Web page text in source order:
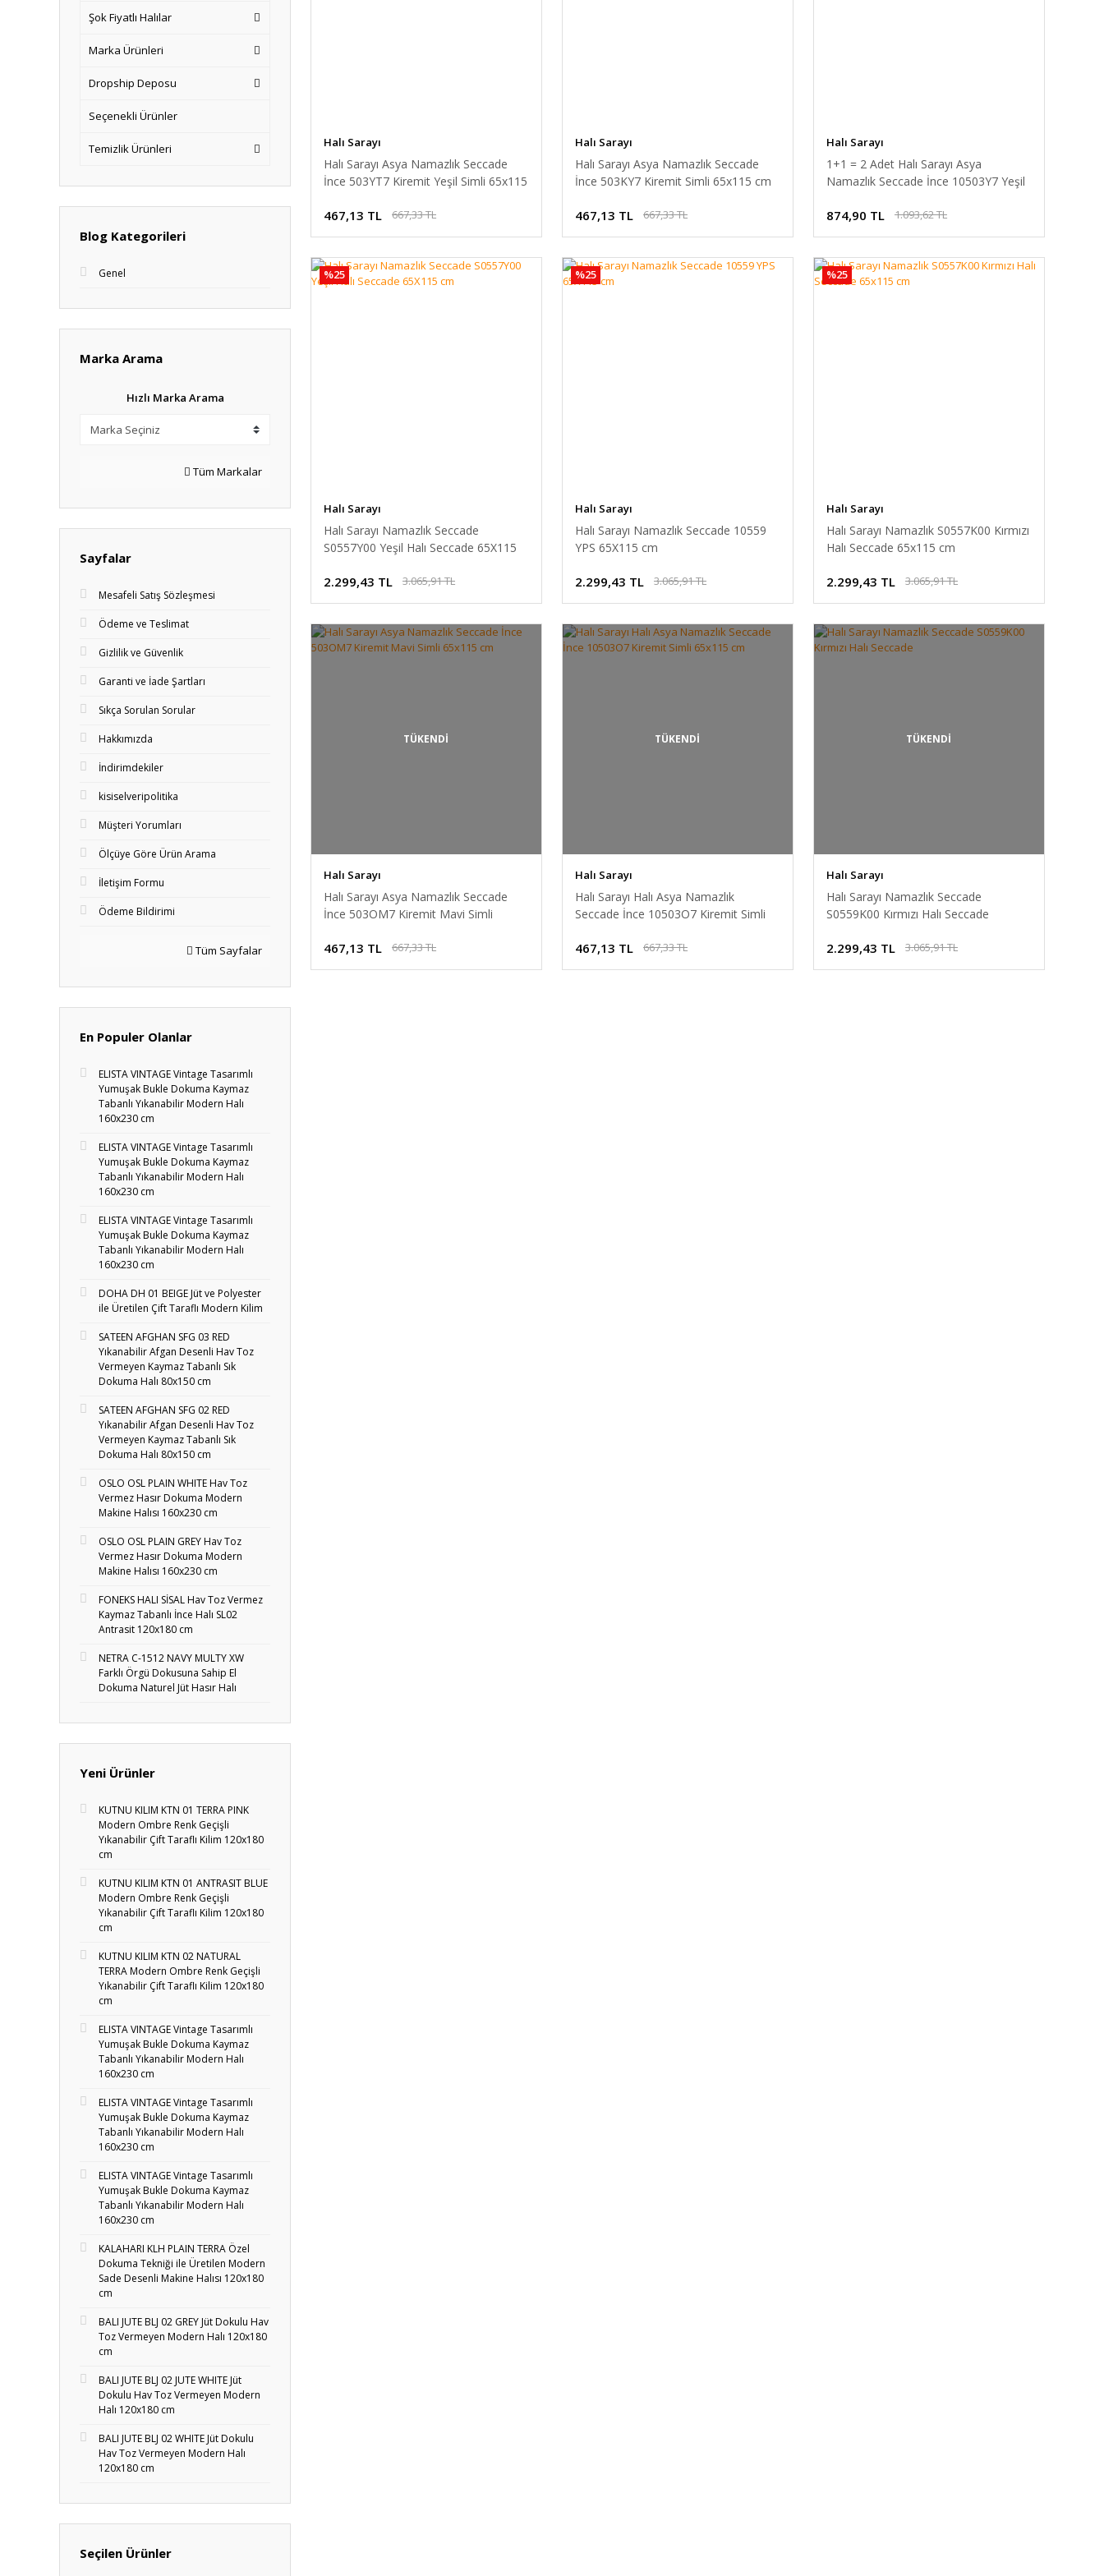
Şok Fiyatlı Halılar
Marka Ürünleri
Dropship Deposu
Seçenekli Ürünler
Temizlik Ürünleri
Blog Kategorileri
Genel
Marka Arama
Hızlı Marka Arama
Tüm Markalar
Sayfalar
Mesafeli Satış Sözleşmesi
Ödeme ve Teslimat
Gizlilik ve Güvenlik
Garanti ve İade Şartları
Sıkça Sorulan Sorular
Hakkımızda
İndirimdekiler
kisiselveripolitika
Müşteri Yorumları
Ölçüye Göre Ürün Arama
İletişim Formu
Ödeme Bildirimi
Tüm Sayfalar
En Populer Olanlar
ELISTA VINTAGE Vintage Tasarımlı
Yumuşak Bukle Dokuma Kaymaz
Tabanlı Yıkanabilir Modern Halı
160x230 cm
ELISTA VINTAGE Vintage Tasarımlı
Yumuşak Bukle Dokuma Kaymaz
Tabanlı Yıkanabilir Modern Halı
160x230 cm
ELISTA VINTAGE Vintage Tasarımlı
Yumuşak Bukle Dokuma Kaymaz
Tabanlı Yıkanabilir Modern Halı
160x230 cm
DOHA DH 01 BEIGE Jüt ve Polyester
ile Üretilen Çift Taraflı Modern Kilim
SATEEN AFGHAN SFG 03 RED
Yıkanabilir Afgan Desenli Hav Toz
Vermeyen Kaymaz Tabanlı Sık
Dokuma Halı 80x150 cm
SATEEN AFGHAN SFG 02 RED
Yıkanabilir Afgan Desenli Hav Toz
Vermeyen Kaymaz Tabanlı Sık
Dokuma Halı 80x150 cm
OSLO OSL PLAIN WHITE Hav Toz
Vermez Hasır Dokuma Modern
Makine Halısı 160x230 cm
OSLO OSL PLAIN GREY Hav Toz
Vermez Hasır Dokuma Modern
Makine Halısı 160x230 cm
FONEKS HALI SİSAL Hav Toz Vermez
Kaymaz Tabanlı İnce Halı SL02
Antrasit 120x180 cm
NETRA C-1512 NAVY MULTY XW
Farklı Örgü Dokusuna Sahip El
Dokuma Naturel Jüt Hasır Halı
Yeni Ürünler
KUTNU KILIM KTN 01 TERRA PINK
Modern Ombre Renk Geçişli
Yıkanabilir Çift Taraflı Kilim 120x180
cm
KUTNU KILIM KTN 01 ANTRASIT BLUE
Modern Ombre Renk Geçişli
Yıkanabilir Çift Taraflı Kilim 120x180
cm
KUTNU KILIM KTN 02 NATURAL
TERRA Modern Ombre Renk Geçişli
Yıkanabilir Çift Taraflı Kilim 120x180
cm
ELISTA VINTAGE Vintage Tasarımlı
Yumuşak Bukle Dokuma Kaymaz
Tabanlı Yıkanabilir Modern Halı
160x230 cm
ELISTA VINTAGE Vintage Tasarımlı
Yumuşak Bukle Dokuma Kaymaz
Tabanlı Yıkanabilir Modern Halı
160x230 cm
ELISTA VINTAGE Vintage Tasarımlı
Yumuşak Bukle Dokuma Kaymaz
Tabanlı Yıkanabilir Modern Halı
160x230 cm
KALAHARI KLH PLAIN TERRA Özel
Dokuma Tekniği ile Üretilen Modern
Sade Desenli Makine Halısı 120x180
cm
BALI JUTE BLJ 02 GREY Jüt Dokulu Hav
Toz Vermeyen Modern Halı 120x180
cm
BALI JUTE BLJ 02 JUTE WHITE Jüt
Dokulu Hav Toz Vermeyen Modern
Halı 120x180 cm
BALI JUTE BLJ 02 WHITE Jüt Dokulu
Hav Toz Vermeyen Modern Halı
120x180 cm
Seçilen Ürünler
Halı Sarayı
Halı Sarayı Asya Namazlık Seccade
İnce 503YT7 Kiremit Yeşil Simli 65x115
467,13 TL 667,33 TL
Halı Sarayı
Halı Sarayı Asya Namazlık Seccade
İnce 503KY7 Kiremit Simli 65x115 cm
467,13 TL 667,33 TL
Halı Sarayı
1+1 = 2 Adet Halı Sarayı Asya
Namazlık Seccade İnce 10503Y7 Yeşil
874,90 TL 1.093,62 TL
%25
Halı Sarayı
Halı Sarayı Namazlık Seccade
S0557Y00 Yeşil Halı Seccade 65X115
2.299,43 TL 3.065,91 TL
%25
Halı Sarayı
Halı Sarayı Namazlık Seccade 10559
YPS 65X115 cm
2.299,43 TL 3.065,91 TL
%25
Halı Sarayı
Halı Sarayı Namazlık S0557K00 Kırmızı
Halı Seccade 65x115 cm
2.299,43 TL 3.065,91 TL
TÜKENDİ
Halı Sarayı
Halı Sarayı Asya Namazlık Seccade
İnce 503OM7 Kiremit Mavi Simli
467,13 TL 667,33 TL
TÜKENDİ
Halı Sarayı
Halı Sarayı Halı Asya Namazlık
Seccade İnce 10503O7 Kiremit Simli
467,13 TL 667,33 TL
TÜKENDİ
Halı Sarayı
Halı Sarayı Namazlık Seccade
S0559K00 Kırmızı Halı Seccade
2.299,43 TL 3.065,91 TL